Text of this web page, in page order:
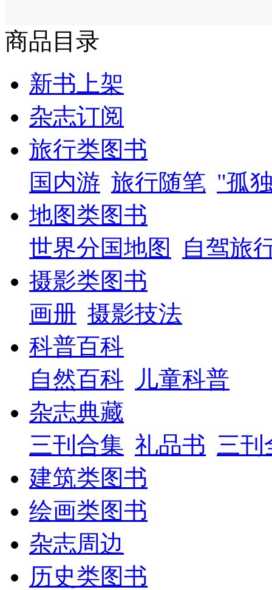
商品目录
新书上架
杂志订阅
旅行类图书
国内游 旅行随笔 "孤
地图类图书
世界分国地图
自驾旅
摄影类图书
画册 摄影技法
科普百科
自然百科
儿童科普
杂志典藏
三刊合集 礼品书 三刊
建筑类图书
绘画类图书
杂志周边
历史类图书